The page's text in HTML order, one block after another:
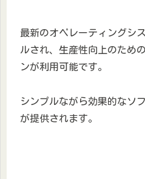
最新のオペレーティングシ
ルされ、生産性向上のため
ンが利用可能です。
シンプルながら効果的なソ
が提供されます。